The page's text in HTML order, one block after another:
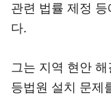
관련 법률 제정
다.
그는 지역 현안
등법원 설치 문제